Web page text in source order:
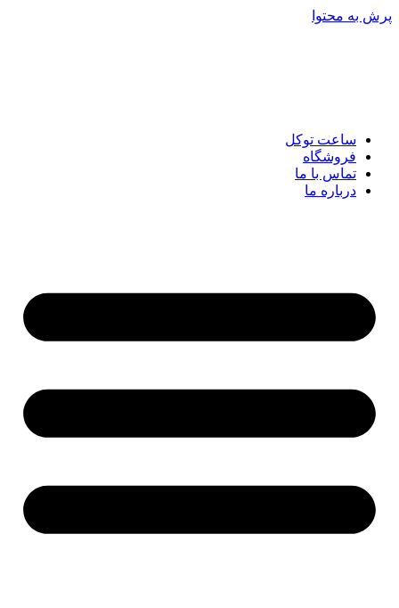
پرش به محتوا
ساعت توکل
فروشگاه
تماس با ما
درباره ما